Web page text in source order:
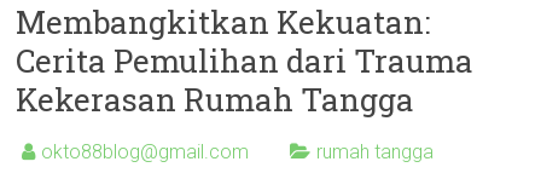
Membangkitkan Kekuatan:
Cerita Pemulihan dari Trauma
Kekerasan Rumah Tangga
okto88blog@gmail.com rumah tangga